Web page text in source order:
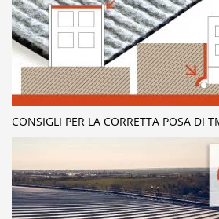
CONSIGLI PER LA CORRETTA POSA DI